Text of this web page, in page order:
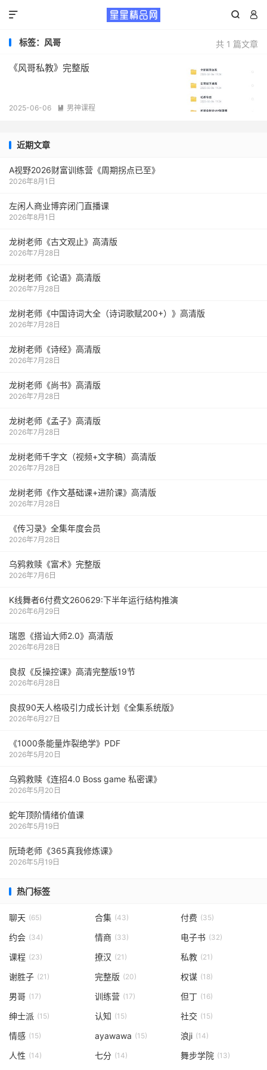
 

共 1 篇文章
标签：风哥
《风哥私教》完整版
2025-06-06  男神课程
近期文章
A视野2026财富训练营《周期拐点已至》
2026年8月1日
左闲人商业博弈闭门直播课
2026年8月1日
龙树老师《古文观止》高清版
2026年7月28日
龙树老师《论语》高清版
2026年7月28日
龙树老师《中国诗词大全（诗词歌赋200+）》高清版
2026年7月28日
龙树老师《诗经》高清版
2026年7月28日
龙树老师《尚书》高清版
2026年7月28日
龙树老师《孟子》高清版
2026年7月28日
龙树老师千字文（视频+文字稿）高清版
2026年7月28日
龙树老师《作文基础课+进阶课》高清版
2026年7月28日
《传习录》全集年度会员
2026年7月28日
乌鸦救赎《富术》完整版
2026年7月6日
K线舞者6付费文260629:下半年运行结构推演
2026年6月29日
瑞恩《搭讪大师2.0》高清版
2026年6月28日
良叔《反操控课》高清完整版19节
2026年6月28日
良叔90天人格吸引力成长计划《全集系统版》
2026年6月27日
《1000‮能条‬‎量‮裂炸‬‎绝学》PDF
2026年5月20日
乌鸦救赎《连招4.0 Boss game 私密课》
2026年5月20日
蛇年顶阶情绪价值课
2026年5月19日
阮琦老师《365真我修炼课》
2026年5月19日
热门标签
聊天 (65) 合集 (43) 付费 (35)
约会 (34) 情商 (33) 电子书 (32)
课程 (23) 撩汉 (21) 私教 (21)
谢胜子 (21) 完整版 (20) 权谋 (18)
男哥 (17) 训练营 (17) 但丁 (16)
绅士派 (15) 认知 (15) 社交 (15)
情感 (15) ayawawa (15) 浪ji (14)
人性 (14) 七分 (14) 舞步学院 (13)